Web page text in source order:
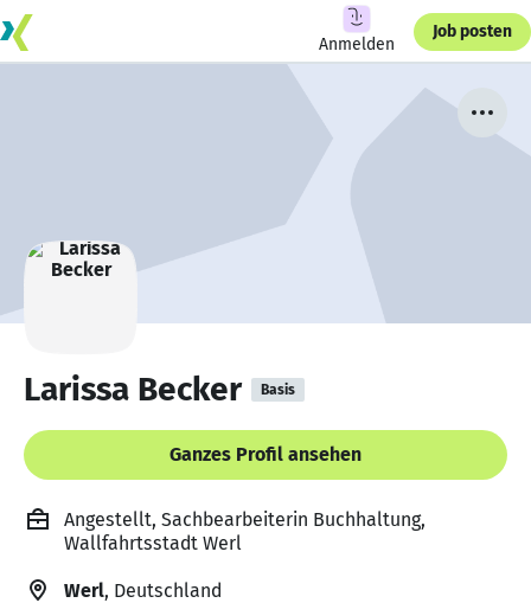
Anmelden
Job posten
Larissa Becker Basis
Ganzes Profil ansehen
Angestellt, Sachbearbeiterin Buchhaltung,
Wallfahrtsstadt Werl
Werl, Deutschland